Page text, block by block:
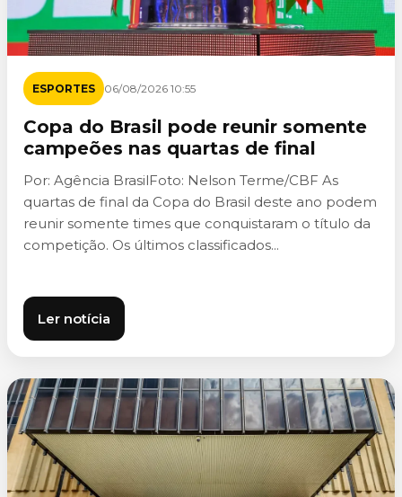
ESPORTES 06/08/2026 10:55
Copa do Brasil pode reunir somente
campeões nas quartas de final
Por: Agência BrasilFoto: Nelson Terme/CBF As
quartas de final da Copa do Brasil deste ano podem
reunir somente times que conquistaram o título da
competição. Os últimos classificados...
Ler notícia